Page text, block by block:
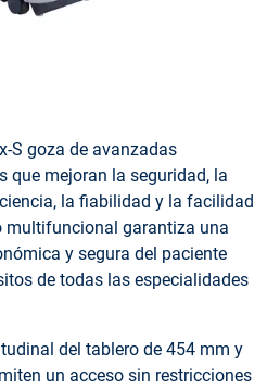
S goza de avanzadas
que mejoran la seguridad, la
la fiabilidad y la facilidad
multifuncional garantiza una
y segura del paciente
de todas las especialidades
del tablero de 454 mm y
un acceso sin restricciones